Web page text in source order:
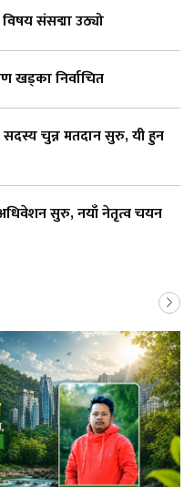
संसद्मा उठ्यो
खड्का निर्वाचित
चुन्न मतदान सुरु, यी हुन
सुरु, नयाँ नेतृत्व चयन